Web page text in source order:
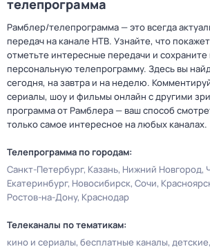
телепрограмма
Рамблер/телепрограмма — это всегда
передач на канале НТВ. Узнайте, что
отметьте интересные передачи и сохраните
персональную телепрограмму. Здесь вы
сегодня, на завтра и на неделю.
сериалы, шоу и фильмы онлайн с другими
программа от Рамблера — ваш способ
только самое интересное на любых каналах.
Телепрограмма по городам:
Санкт-Петербург Казань Нижний Новгород
Екатеринбург Новосибирск Сочи
Ростов-на-Дону Краснодар
Телеканалы по тематикам:
кино и сериалы бесплатные каналы детские